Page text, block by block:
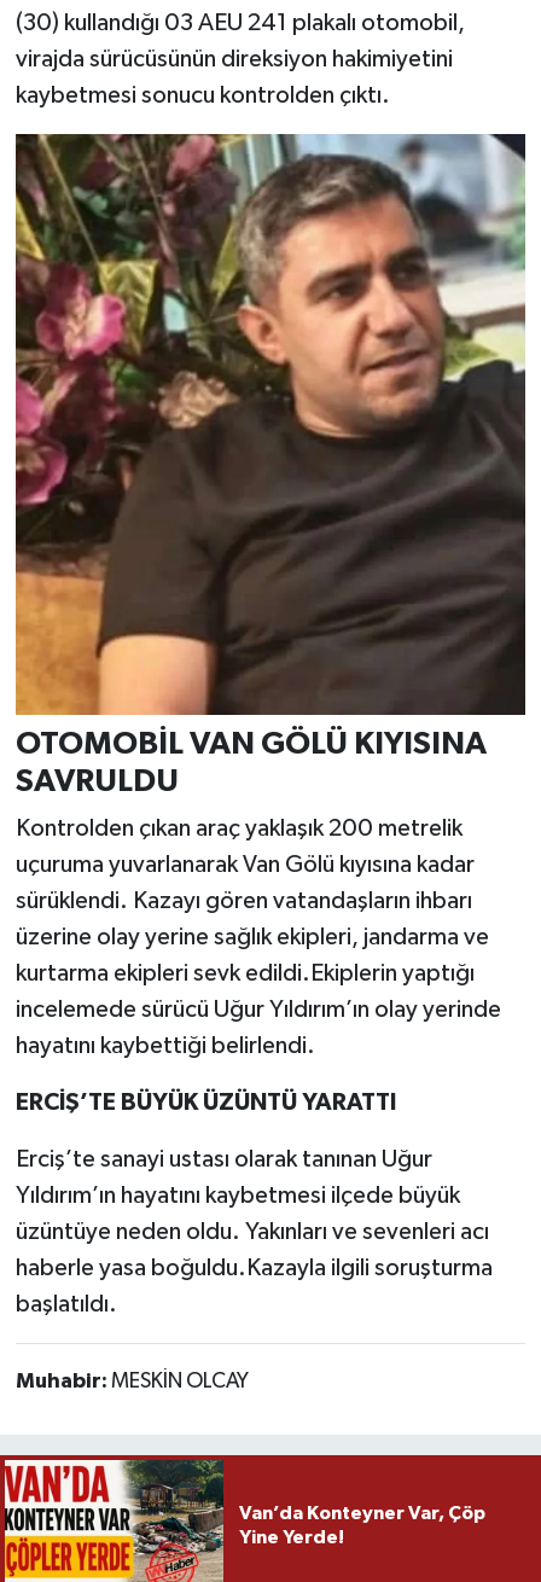
(30) kullandığı 03 AEU 241 plakalı otomobil,
virajda sürücüsünün direksiyon hakimiyetini
kaybetmesi sonucu kontrolden çıktı.
OTOMOBİL VAN GÖLÜ KIYISINA
SAVRULDU
Kontrolden çıkan araç yaklaşık 200 metrelik
uçuruma yuvarlanarak Van Gölü kıyısına kadar
sürüklendi. Kazayı gören vatandaşların ihbarı
üzerine olay yerine sağlık ekipleri, jandarma ve
kurtarma ekipleri sevk edildi.Ekiplerin yaptığı
incelemede sürücü Uğur Yıldırım’ın olay yerinde
hayatını kaybettiği belirlendi.
ERCİŞ’TE BÜYÜK ÜZÜNTÜ YARATTI
Erciş’te sanayi ustası olarak tanınan Uğur
Yıldırım’ın hayatını kaybetmesi ilçede büyük
üzüntüye neden oldu. Yakınları ve sevenleri acı
haberle yasa boğuldu.Kazayla ilgili soruşturma
başlatıldı.
Muhabir: MESKİN OLCAY
Van’da Konteyner Var, Çöp
Yine Yerde!